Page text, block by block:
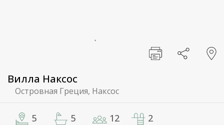
Вилла Наксос
Островная Греция, Наксос
5 5 12 2